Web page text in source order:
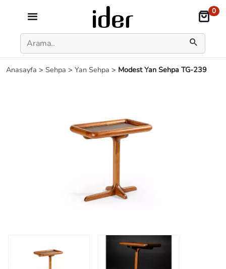
0
Anasayfa > Sehpa > Yan Sehpa > Modest Yan Sehpa TG-239